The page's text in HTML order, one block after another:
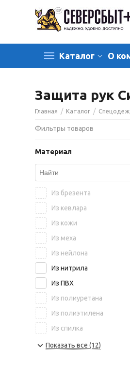
Каталог О
Защита рук
Главная / Каталог /
Фильтры товаров
Материал
Из брезента
Из кевлара
Из кожи
Из меха
Из нейлона
Из нитрила
Из ПВХ
Из полиуретана
Из полиэтилена
Из спилка
Из х/б
Показать все (12)